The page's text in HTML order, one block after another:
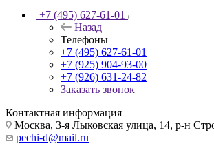
+7 (495) 627-61-01
Назад
Телефоны
+7 (495) 627-61-01
+7 (925) 904-93-00
+7 (926) 631-24-82
Заказать звонок
Контактная информация
Москва, 3-я Лыковская улица, 14, р-н
pechi-d@mail.ru